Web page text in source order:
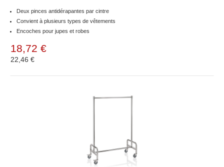
Deux pinces antidérapantes par cintre
Convient à plusieurs types de vêtements
Encoches pour jupes et robes
18,72 €
22,46 €